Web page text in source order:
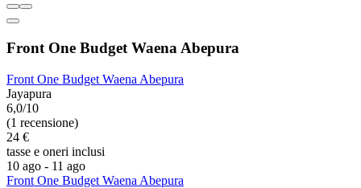
Front One Budget Waena Abepura
Front One Budget Waena Abepura
Jayapura
6,0/10
(1 recensione)
24 €
tasse e oneri inclusi
10 ago - 11 ago
Front One Budget Waena Abepura